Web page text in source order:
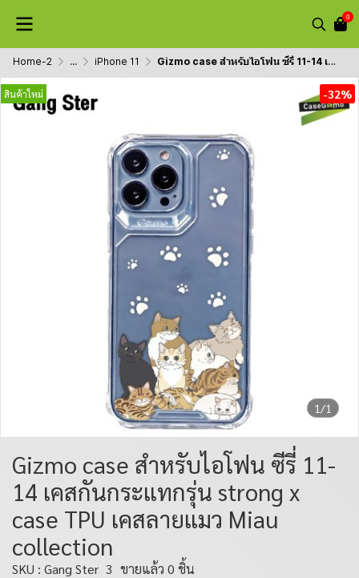
0
Home-2 ... iPhone 11 Gizmo case สำหรับไอโฟน ซีรี่ 11-14 เคสกันกระแทกรุ่น strong x case TPU เคสลายแมว Miau collection
1/1
สินค้าใหม่ -32%
Gizmo case สำหรับไอโฟน ซีรี่ 11-
14 เคสกันกระแทกรุ่น strong x
case TPU เคสลายแมว Miau
collection
SKU : Gang Ster 3 ขายแล้ว 0 ชิ้น